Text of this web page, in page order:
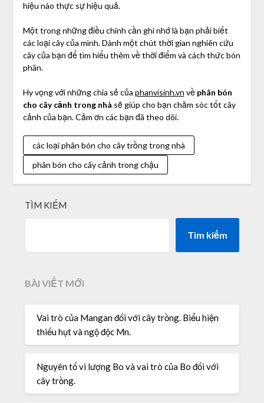
hiệu nào thực sự hiệu quả.
Một trong những điều chính cần ghi nhớ là bạn phải biết
các loại cây của mình. Dành một chút thời gian nghiên cứu
cây của bạn để tìm hiểu thêm về thời điểm và cách thức bón
phân.
Hy vọng với những chia sẻ của phanvisinh.vn về phân bón
cho cây cảnh trong nhà sẽ giúp cho bạn chăm sóc tốt cây
cảnh của bạn. Cảm ơn các bạn đã theo dõi.
các loại phân bón cho cây trồng trong nhà
phân bón cho cây cảnh trong chậu
TÌM KIẾM
Tìm kiếm
BÀI VIẾT MỚI
Vai trò của Mangan đối với cây trồng. Biểu hiện
thiếu hụt và ngộ độc Mn.
Nguyên tố vi lượng Bo và vai trò của Bo đối với
cây trồng.